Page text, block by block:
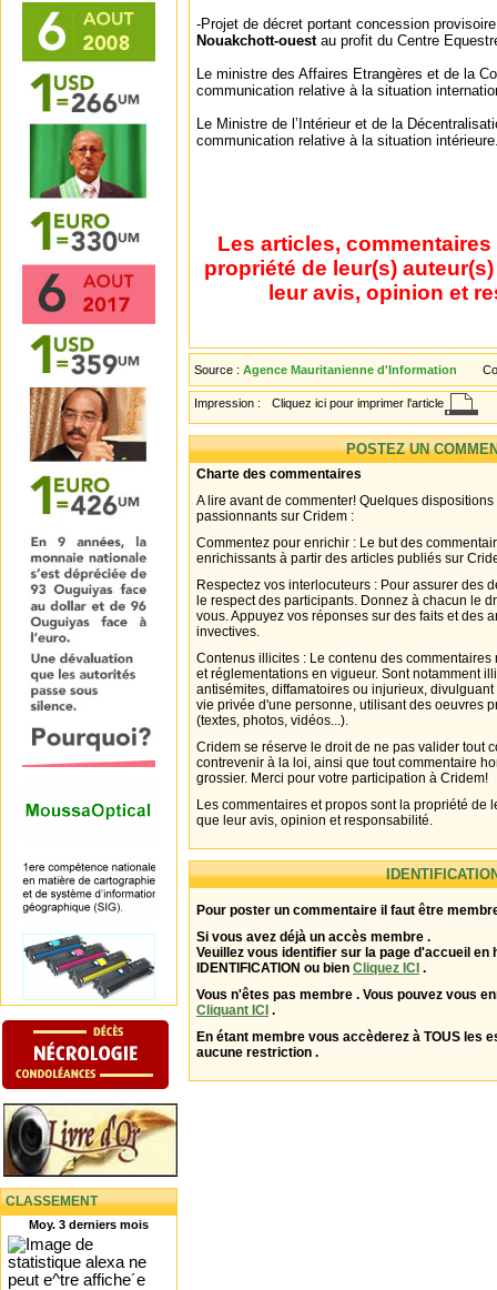
CLASSEMENT
Moy. 3 derniers mois
-Projet de décret portant concession
Nouakchott-ouestau profit du Centre
Le ministre des Affaires Etrangères et de la
communication relative à la situation
Le Ministre de l’Intérieur et de la
communication relative à la situation
Les articles,
propriété de leur(s)
leur avis, opinion et
Source : Agence Mauritanienne d'Information
Impression : Cliquez ici pour imprimer l'article
POSTEZ UN
Charte des commentaires
A lire avant de commenter! Quelques
passionnants sur Cridem :
Commentez pour enrichir : Le but des
enrichissants à partir des articles publiés sur
Respectez vos interlocuteurs : Pour assurer des
le respect des participants. Donnez à chacun le
vous. Appuyez vos réponses sur des faits et des
invectives.
Contenus illicites : Le contenu des
et réglementations en vigueur. Sont notamment
antisémites, diffamatoires ou injurieux,
vie privée d'une personne, utilisant des oeuvres
(textes, photos, vidéos...).
Cridem se réserve le droit de ne pas valider tout
contrevenir à la loi, ainsi que tout commentaire
grossier. Merci pour votre participation à Cridem!
Les commentaires et propos sont la propriété de
que leur avis, opinion et responsabilité.
Pour poster un commentaire il faut être
Si vous avez déjà un accès membre .
Veuillez vous identifier sur la page d'accueil en
IDENTIFICATION ou bien Cliquez ICI .
Vous n'êtes pas membre . Vous pouvez vous
Cliquant ICI .
En étant membre vous accèderez à TOUS les
aucune restriction .